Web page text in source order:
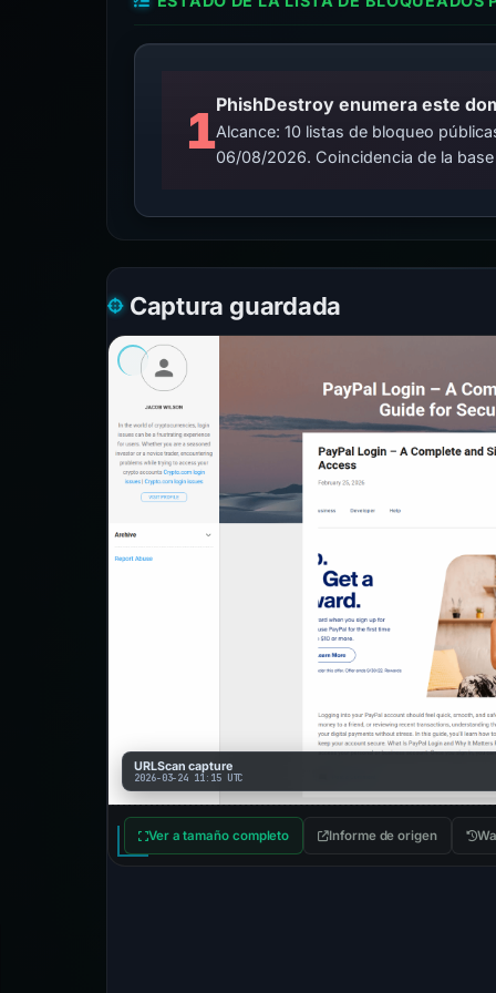
1PhishDestroy enumera este
Alcance: 10 listas de bloqueo
06/08/2026. Coincidencia de la
Captura guardada
URLScan capture
2026-03-24 11:15 UTC
Ver a tamaño completo Informe de origen